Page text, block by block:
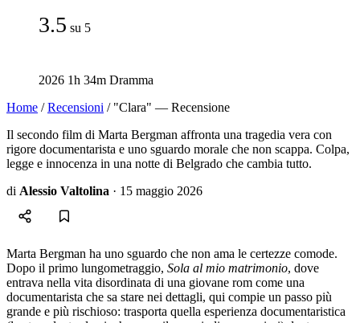
3.5 su 5
2026 1h 34m Dramma
Home / Recensioni / "Clara" — Recensione
Il secondo film di Marta Bergman affronta una tragedia vera con
rigore documentarista e uno sguardo morale che non scappa. Colpa,
legge e innocenza in una notte di Belgrado che cambia tutto.
di Alessio Valtolina · 15 maggio 2026
Marta Bergman ha uno sguardo che non ama le certezze comode.
Dopo il primo lungometraggio, Sola al mio matrimonio, dove
entrava nella vita disordinata di una giovane rom come una
documentarista che sa stare nei dettagli, qui compie un passo più
grande e più rischioso: trasporta quella esperienza documentaristica